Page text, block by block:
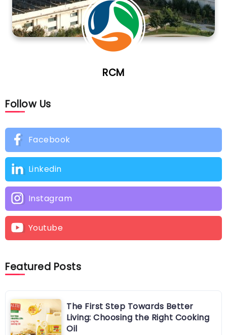
RCM
Follow Us
Facebook
Linkedin
Instagram
Youtube
Featured Posts
The First Step Towards Better
Living: Choosing the Right Cooking
Oil